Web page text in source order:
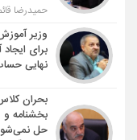
حمیدرضا
وزیر
برای
نهایی
بحران
بخشنامه
حل